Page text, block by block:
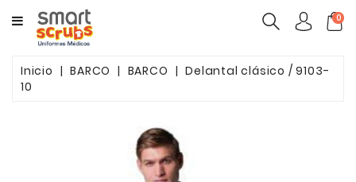
CATEGORY
HOMBRES
0
Inicio BARCO BARCO
Delantal clásico / 9103-
10